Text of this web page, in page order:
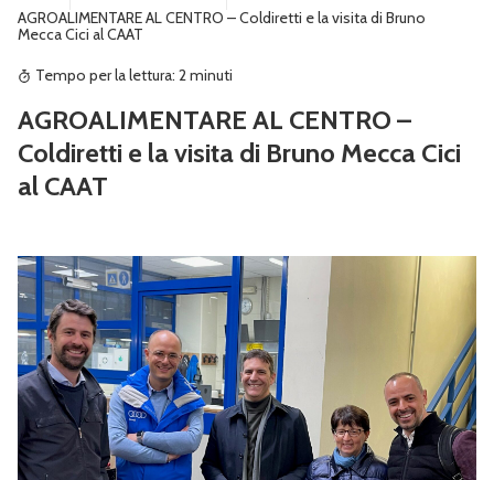
AGROALIMENTARE AL CENTRO – Coldiretti e la visita di Bruno
Mecca Cici al CAAT
Tempo per la lettura: 2minuti
AGROALIMENTARE AL CENTRO –
Coldiretti e la visita di Bruno Mecca Cici
al CAAT